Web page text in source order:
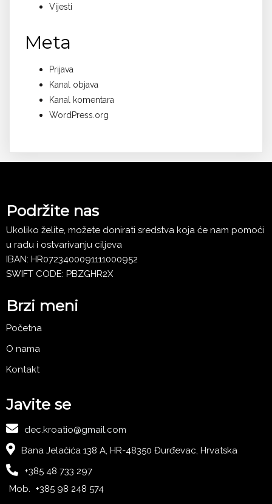
Vijesti
Meta
Prijava
Kanal objava
Kanal komentara
WordPress.org
Podržite nas
Ukoliko želite, možete donirati sredstva koja će nam pomoći
u radu i ostvarivanju ciljeva
IBAN: HR0723400091111000952
SWIFT CODE: PBZGHR2X
Brzi meni
Početna
O nama
Kontakt
Javite se
dec.kroatio@gmail.com
Bana Jelačića 138 A, HR-48350 Đurđevac, Hrvatska
+385 48 733 297
Mob. +385 98 248 574